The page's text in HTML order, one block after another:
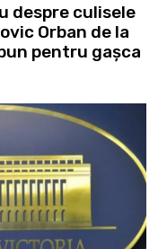
despre culisele
Orban de la
pentru gașca